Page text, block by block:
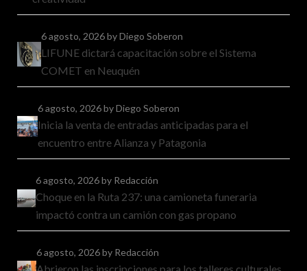
6 agosto, 2026by Diego Soberon
LIFUNE dictará capacitación sobre el Sistema
COMET en Neuquén
6 agosto, 2026by Diego Soberon
Inicia la venta de entradas anticipadas para el
encuentro entre Alianza y Patagonia
6 agosto, 2026by Redacción
Choque en la Ruta 237: una camioneta funeraria
impactó contra un camión con gas propano
6 agosto, 2026by Redacción